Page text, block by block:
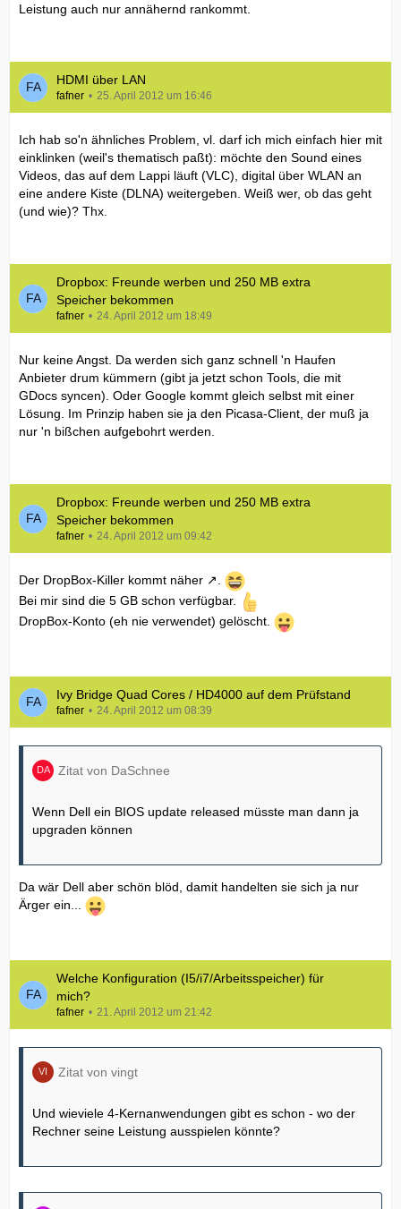
Leistung auch nur annähernd rankommt.
HDMI über LAN
fafner 25. April 2012 um 16:46
Ich hab so'n ähnliches Problem, vl. darf ich mich einfach hier mit
einklinken (weil's thematisch paßt): möchte den Sound eines
Videos, das auf dem Lappi läuft (VLC), digital über WLAN an
eine andere Kiste (DLNA) weitergeben. Weiß wer, ob das geht
(und wie)? Thx.
Dropbox: Freunde werben und 250 MB extra
Speicher bekommen
fafner 24. April 2012 um 18:49
Nur keine Angst. Da werden sich ganz schnell 'n Haufen
Anbieter drum kümmern (gibt ja jetzt schon Tools, die mit
GDocs syncen). Oder Google kommt gleich selbst mit einer
Lösung. Im Prinzip haben sie ja den Picasa-Client, der muß ja
nur 'n bißchen aufgebohrt werden.
Dropbox: Freunde werben und 250 MB extra
Speicher bekommen
fafner 24. April 2012 um 09:42
Der DropBox-Killer kommt näher
.
Bei mir sind die 5 GB schon verfügbar.
DropBox-Konto (eh nie verwendet) gelöscht.
Ivy Bridge Quad Cores / HD4000 auf dem Prüfstand
fafner 24. April 2012 um 08:39
Zitat von DaSchnee
Wenn Dell ein BIOS update released müsste man dann ja
upgraden können
Da wär Dell aber schön blöd, damit handelten sie sich ja nur
Ärger ein...
Welche Konfiguration (I5/i7/Arbeitsspeicher) für
mich?
fafner 21. April 2012 um 21:42
Zitat von vingt
Und wieviele 4-Kernanwendungen gibt es schon - wo der
Rechner seine Leistung ausspielen könnte?